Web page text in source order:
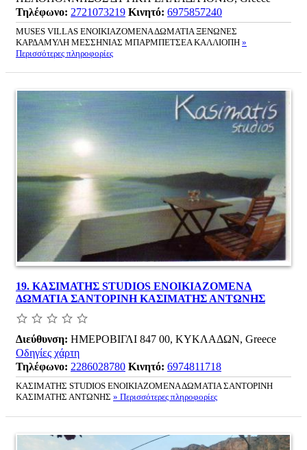
Τηλέφωνο: 2721073219 Κινητό: 6975857240
MUSES VILLAS ΕΝΟΙΚΙΑΖΟΜΕΝΑ ΔΩΜΑΤΙΑ ΞΕΝΩΝΕΣ
ΚΑΡΔΑΜΥΛΗ ΜΕΣΣΗΝΙΑΣ ΜΠΑΡΜΠΕΤΣΕΑ ΚΑΛΛΙΟΠΗ »
Περισσότερες πληροφορίες
19. ΚΑΣΙΜΑΤΗΣ STUDIOS ΕΝΟΙΚΙΑΖΟΜΕΝΑ
ΔΩΜΑΤΙΑ ΣΑΝΤΟΡΙΝΗ ΚΑΣΙΜΑΤΗΣ ΑΝΤΩΝΗΣ
Διεύθυνση: ΗΜΕΡΟΒΙΓΛΙ 847 00, ΚΥΚΛΑΔΩΝ, Greece
Οδηγίες χάρτη
Τηλέφωνο: 2286028780 Κινητό: 6974811718
ΚΑΣΙΜΑΤΗΣ STUDIOS ΕΝΟΙΚΙΑΖΟΜΕΝΑ ΔΩΜΑΤΙΑ ΣΑΝΤΟΡΙΝΗ
ΚΑΣΙΜΑΤΗΣ ΑΝΤΩΝΗΣ » Περισσότερες πληροφορίες